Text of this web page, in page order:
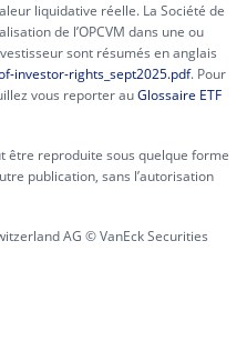
liquidative réelle. La Société de
de l’OPCVM dans une ou
sont résumés en anglais
investor-rights_sept2025.pdf. Pour
vous reporter auGlossaire ETF
être reproduite sous quelque forme
publication, sans l’autorisation
AG © VanEck Securities